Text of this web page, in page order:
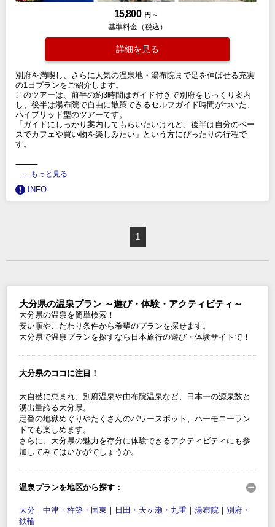
15,800 円 ～
基準料金（税込）
詳細を見る
別府を満喫し、さらに人気の温泉地・湯布院まで足を伸ばせる充実
の1日プランをご紹介します。
このツアーは、前半の約3時間はガイド付きで別府をじっくり案内
し、後半は湯布院で自由に散策できるセルフガイド時間がついた、
ハイブリッド型のツアーです。
「ガイドにしっかり案内してもらいたいけれど、後半は自分のペー
スでカフェや買い物を楽しみたい」という方にぴったりの行程で
す。
⸻
.....もっと見る
INFO
1
大分県の温泉プラン ～遊び・体験・アクティビティ～
大分県の温泉を簡単検索！
安い順やこだわり条件から希望のプランを探せます。
大分県で温泉プランを探すなら日本旅行の遊び・体験サイトで！
大分県のココに注目！
大自然に恵まれ、別府温泉や由布院温泉など、日本一の源泉数と
湧出量誇る大分県。
定番の地獄めぐりやたくさんのパワースポット、ハーモニーラン
ドでも楽しめます。
さらに、大分県の魅力を存分に体験できるアクティビティにも参
加してみてはいかがでしょうか。
温泉プランを地区から探す：
大分 ｜ 中津・杵築・国東 ｜ 日田・天ヶ瀬・九重 ｜ 湯布院 ｜ 別府・
鉄輪